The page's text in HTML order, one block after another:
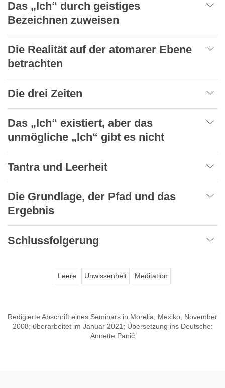
Das „Ich“ durch geistiges
Bezeichnen zuweisen
Die Realität auf der atomarer Ebene
betrachten
Die drei Zeiten
Das „Ich“ existiert, aber das
unmögliche „Ich“ gibt es nicht
Tantra und Leerheit
Die Grundlage, der Pfad und das
Ergebnis
Schlussfolgerung
Leere Unwissenheit Meditation
Redigierte Abschrift eines Seminars in Morelia, Mexiko, November
2008; überarbeitet im Januar 2021; Übersetzung ins Deutsche:
Annette Panić